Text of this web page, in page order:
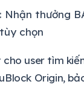
thưởng
chọn
user tìm
Origin,